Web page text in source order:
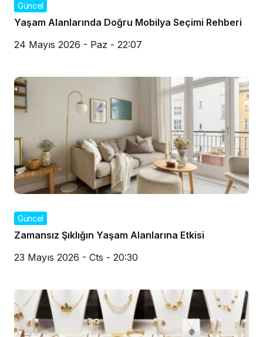
Güncel
Yaşam Alanlarında Doğru Mobilya Seçimi Rehberi
24 Mayıs 2026 - Paz - 22:07
Güncel
Zamansız Şıklığın Yaşam Alanlarına Etkisi
23 Mayıs 2026 - Cts - 20:30